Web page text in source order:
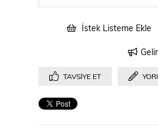
İstek Listeme Ekle
TAVSIYE ET